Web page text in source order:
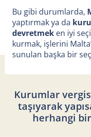
Bu gibi durumlarda,
yaptırmak ya da
devretmek en iyi
kurmak, işlerini
sunulan başka bir
Kurumlar
taşıyarak
herhangi